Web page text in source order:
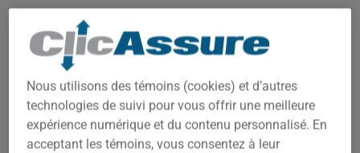
8 000$
Nous utilisons des témoins (cookies) et d’autres
technologies de suivi pour vous offrir une meilleure
expérience numérique et du contenu personnalisé. En
acceptant les témoins, vous consentez à leur